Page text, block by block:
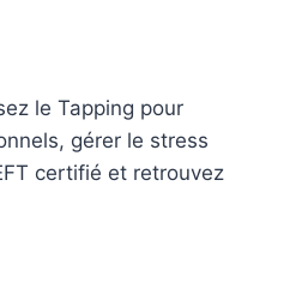
le Tapping pour
gérer le stress
certifié et retrouvez